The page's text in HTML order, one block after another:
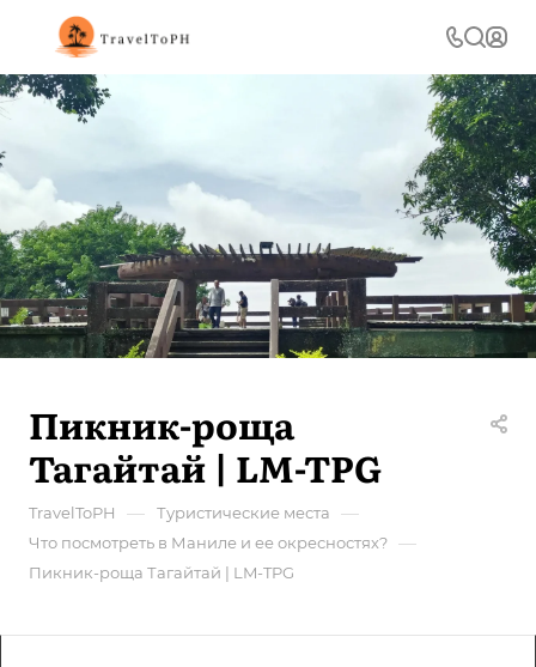
Пикник-роща
Тагайтай | LM-TPG
TravelToPH — Туристические места —
Что посмотреть в Маниле и ее окресностях? —
Пикник-роща Тагайтай | LM-TPG